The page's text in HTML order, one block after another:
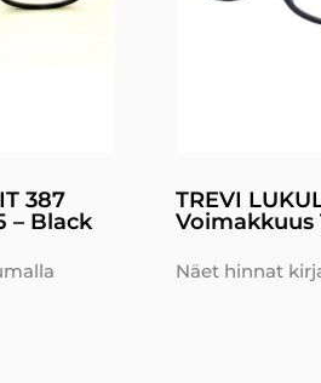
387
– Black
TREVI
Voimakkuus
Näet hinnat